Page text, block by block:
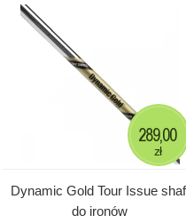
Dynamic Gold Tour Issue
do ironów
289,00
zł